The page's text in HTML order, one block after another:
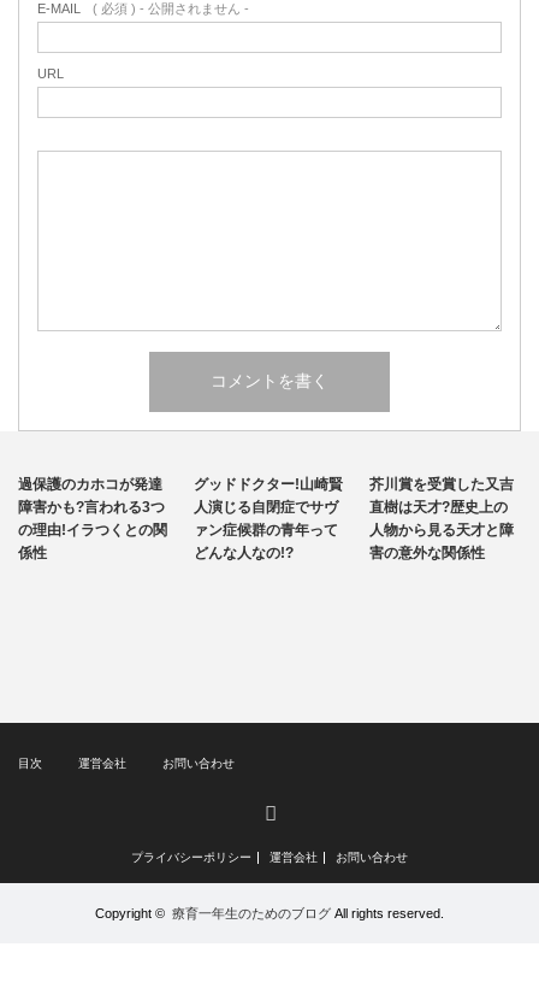
E-MAIL ( 必須 ) - 公開されません -
URL
過保護のカホコが発達
障害かも?言われる3つ
の理由!イラつくとの関
係性
自閉症
グッドドクター!山崎賢
人演じる自閉症でサヴ
ァン症候群の青年って
どんな人なの!?
芥川賞を受賞した又吉
直樹は天才?歴史上の
人物から見る天才と障
害の意外な関係性
目次 運営会社 お問い合わせ
プライバシーポリシー 運営会社 お問い合わせ
Copyright © 療育一年生のためのブログ All rights reserved.